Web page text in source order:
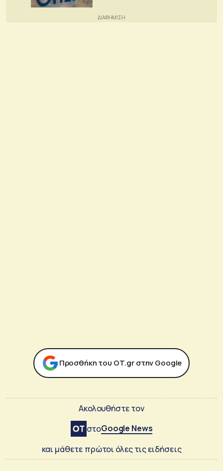
Προσθήκη του ΟΤ.gr στην Google
Ακολουθήστε τον
στοGoogle News
και μάθετε πρώτοι όλες τις ειδήσεις